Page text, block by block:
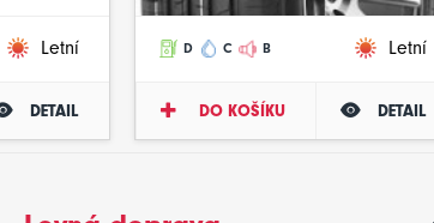
Letní
DETAIL
D C B Letní
DO KOŠÍKU DETAIL